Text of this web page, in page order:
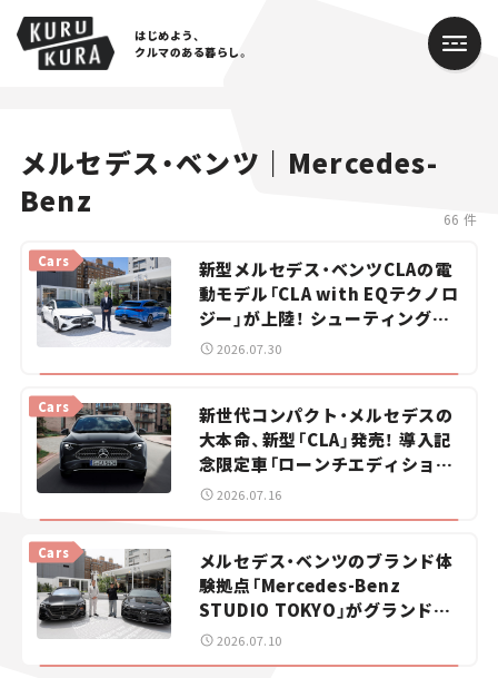
はじめよう、
クルマのある暮らし。
メルセデス・ベンツ｜Mercedes-
Benz
66 件
Cars
新型メルセデス・ベンツCLAの電
動モデル「CLA with EQテクノロ
ジー」が上陸！ シューティングブ
レークも発売【新車ニュース】
2026.07.30
Cars
新世代コンパクト・メルセデスの
大本命、新型「CLA」発売！ 導入記
念限定車「ローンチエディショ
ン」を設定【新車ニュース】
2026.07.16
Cars
メルセデス・ベンツのブランド体
験拠点「Mercedes-Benz
STUDIO TOKYO」がグランドオ
ープン！ 世界観をより深く体感で
2026.07.10
Cars
Lifestyle
Traffic
Special
Series
Campaign
人気のハッシュタグ
マツダ｜Mazda
マツダ ロードスター｜Mazda Roadster